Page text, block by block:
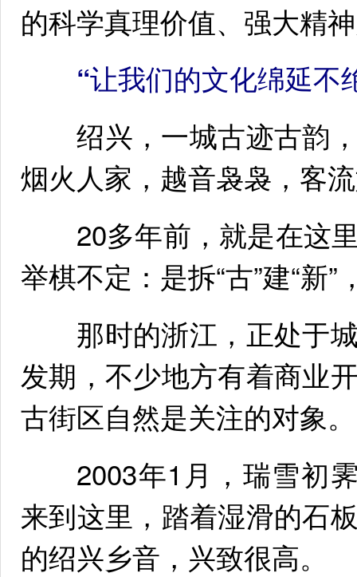
的科学真理价值、强大精
“让我们的文化绵延不
绍兴，一城古迹古韵，
烟火人家，越音袅袅，客
20多年前，就是在这里
举棋不定：是拆“古”建“新
那时的浙江，正处于城
发期，不少地方有着商业
古街区自然是关注的对象。
2003年1月，瑞雪初霁
来到这里，踏着湿滑的石
的绍兴乡音，兴致很高。